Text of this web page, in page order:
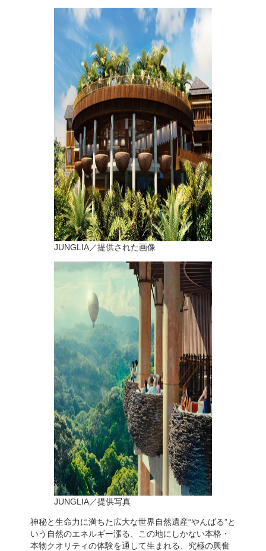
JUNGLIA／提供された画像
JUNGLIA／提供写真
神秘と生命力に満ちた広大な世界自然遺産“やんばる”と
いう自然のエネルギー漲る、この地にしかない本格・
本物クオリティの体験を通して生まれる、究極の興奮